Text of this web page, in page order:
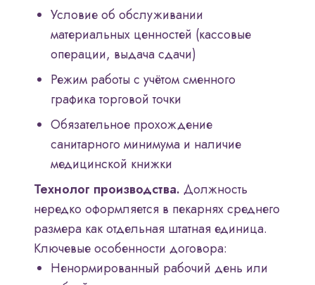
Условие об обслуживании
материальных ценностей (кассовые
операции, выдача сдачи)
Режим работы с учётом сменного
графика торговой точки
Обязательное прохождение
санитарного минимума и наличие
медицинской книжки
Технолог производства. Должность
нередко оформляется в пекарнях среднего
размера как отдельная штатная единица.
Ключевые особенности договора:
Ненормированный рабочий день или